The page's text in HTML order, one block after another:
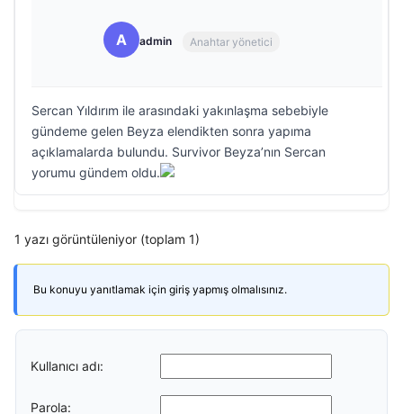
A admin Anahtar yönetici
Sercan Yıldırım ile arasındaki yakınlaşma sebebiyle
gündeme gelen Beyza elendikten sonra yapıma
açıklamalarda bulundu. Survivor Beyza’nın Sercan
yorumu gündem oldu.
1 yazı görüntüleniyor (toplam 1)
Bu konuyu yanıtlamak için giriş yapmış olmalısınız.
Kullanıcı adı:
Parola: